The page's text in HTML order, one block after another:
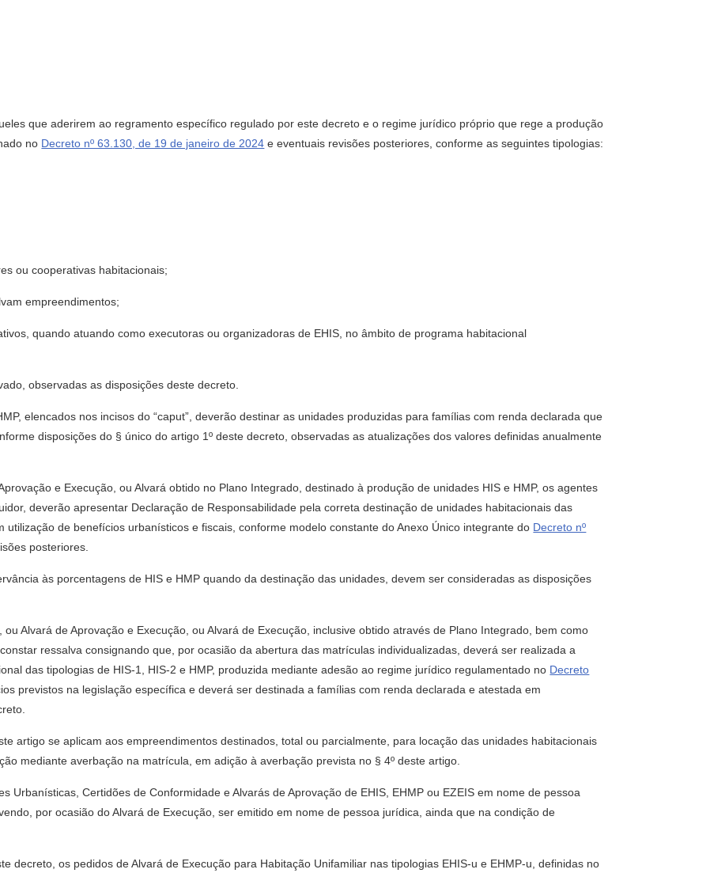
que aderirem ao regramento específico regulado por este decreto e o regime jurídico próprio que rege a produção
no Decreto nº 63.130, de 19 de janeiro de 2024 e eventuais revisões posteriores, conforme as seguintes tipologias:
ou cooperativas habitacionais;
empreendimentos;
quando atuando como executoras ou organizadoras de EHIS, no âmbito de programa habitacional
observadas as disposições deste decreto.
elencados nos incisos do “caput”, deverão destinar as unidades produzidas para famílias com renda declarada que
disposições do § único do artigo 1º deste decreto, observadas as atualizações dos valores definidas anualmente
e Execução, ou Alvará obtido no Plano Integrado, destinado à produção de unidades HIS e HMP, os agentes
deverão apresentar Declaração de Responsabilidade pela correta destinação de unidades habitacionais das
utilização de benefícios urbanísticos e fiscais, conforme modelo constante do Anexo Único integrante do Decreto nº
posteriores.
às porcentagens de HIS e HMP quando da destinação das unidades, devem ser consideradas as disposições
Alvará de Aprovação e Execução, ou Alvará de Execução, inclusive obtido através de Plano Integrado, bem como
ressalva consignando que, por ocasião da abertura das matrículas individualizadas, deverá ser realizada a
das tipologias de HIS-1, HIS-2 e HMP, produzida mediante adesão ao regime jurídico regulamentado no Decreto
previstos na legislação específica e deverá ser destinada a famílias com renda declarada e atestada em
artigo se aplicam aos empreendimentos destinados, total ou parcialmente, para locação das unidades habitacionais
mediante averbação na matrícula, em adição à averbação prevista no § 4º deste artigo.
Urbanísticas, Certidões de Conformidade e Alvarás de Aprovação de EHIS, EHMP ou EZEIS em nome de pessoa
por ocasião do Alvará de Execução, ser emitido em nome de pessoa jurídica, ainda que na condição de
decreto, os pedidos de Alvará de Execução para Habitação Unifamiliar nas tipologias EHIS-u e EHMP-u, definidas no